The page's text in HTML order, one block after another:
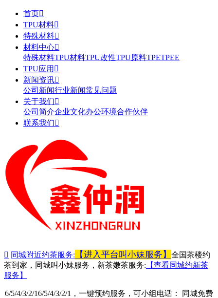
首页
TPU材料
特殊材料
材料中心
特殊材料TPU材料TPU改性TPU原料TPETPEE
TPU应用 
新闻资讯
公司新闻行业新闻常见问题
关于我们
公司简介企业文化办公环境合作伙伴
联系我们
 同城附近约茶服务: 【进入平台叫小妹服务】 全国茶楼约
茶到家，同城叫小妹服务，新茶嫩茶服务: 【查看同城约新茶
服务】
6/5/4/3/2/16/5/4/3/2/1，一键预约服务，可小组电话： 同城免费